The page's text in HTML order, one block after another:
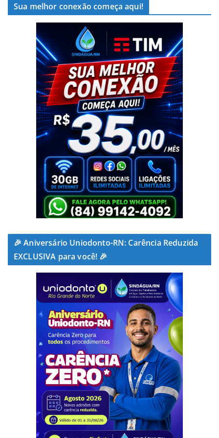
Sua melhor conexão começa aqui!
🎉 Aniversário Uniodonto-RN: Carência Reduzida
EXCLUSIVA para você! 🎉